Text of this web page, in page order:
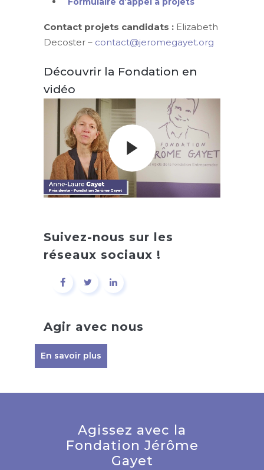
Contact projets candidats : Elizabeth
Decoster – contact@jeromegayet.org
Découvrir la Fondation en
vidéo
Suivez-nous sur les
réseaux sociaux !
Agir avec nous
En savoir plus
Agissez avec la
Fondation Jérôme
Gayet